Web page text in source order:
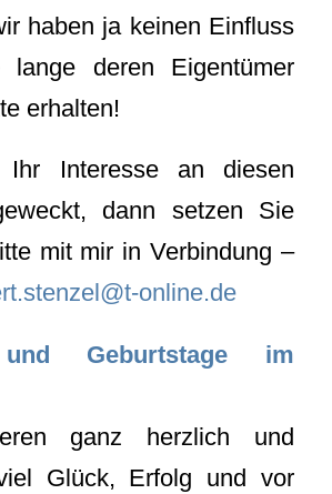
haben ja keinen Einfluss
lange deren Eigentümer
erhalten!
Interesse an diesen
dann setzen Sie
mit mir in Verbindung –
online.de
Geburtstage im
ganz herzlich und
Glück, Erfolg und vor